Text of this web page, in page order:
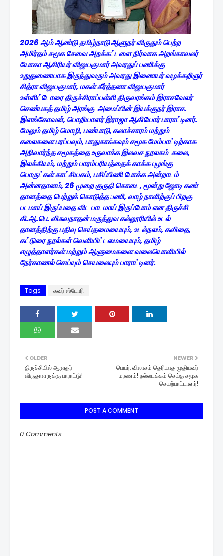
2026 ஆம் ஆண்டு தமிழ்நாடு ஆளுநர் விருதும் பெற்ற
அமிர்தம் சமூக சேவை அறக்கட்டளை நிர்வாக அறங்காவலர்
யோகா ஆசிரியர் விஜயகுமார் அவரதுப் பணிக்கு
உறுதுணையாக இருந்துவரும் அவரது இணையர் வழக்கறிஞர்
சித்ரா விஜயகுமார், மகள் கீர்த்தனா விஜயகுமார்
உள்ளிட்டோரைதிருச்சிராப்பள்ளி திருவரங்கம் இராசவேலர்
செண்பகத் தமிழ் அரங்கு அமைப்பின் இயக்குநர் இராச.
இளங்கோவன், பொறியாளர் இராஜா ஆகியோர் பாராட்டினர்.
மேலும் தமிழ் மொழி, பண்பாடு, கலாச்சாரம் மற்றும்
கலைகளை பரப்பவும், பாதுகாக்கவும் சமூக மேம்பாட்டிற்காக
அறிவார்ந்த சமூகத்தை உருவாக்க இலவச நூலகம் கலை,
இலக்கியம், மற்றும் பாரம்பரியத்தைக் காக்க புழங்கு
பொருட்கள் காட்சியகம், பசிப்பிணி போக்க அன்றாடம்
அன்னதானம், 26 முறை குருதி கொடை, மூன்று ஜோடி கண்
தானத்தை பெற்றுக் கொடுத்த பணி, வாழ் நாளிற்குப் பிறகு
படமாய் இருப்பதை விட பாடமாய் இருப்போம் என திருச்சி
கி.ஆ.பெ. விசுவநாதன் மருத்துவ கல்லூரியில் உடல்
தானத்திற்கு பதிவு செய்தமையையும், உடல்நலம், கவிதை,
கட்டுரை நூல்கள் வெளியிட்டமையையும், தமிழ்
எழுத்தாளர்கள் மற்றும் ஆளுமைகளை வலையொளியில்
நேர்காணல் செய்யும் செயலையும் பாராட்டினர்.
Tags கவர் ஸ்டோரி
NEWER
பெயர், விலாசம் தெரியாத முதியவர்
மரணம்! நல்லடக்கம் செய்த சமூக
செயற்பாட்டாளர்!
OLDER
திருச்சியில் ஆளுநர்
விருதாளருக்கு பாராட்டு!
POST A COMMENT
0 Comments